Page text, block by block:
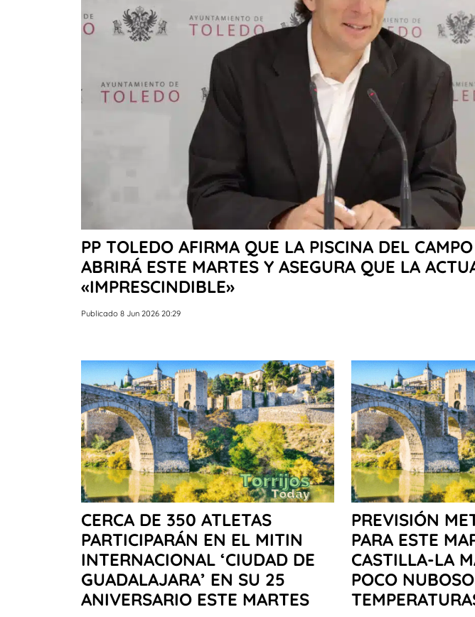
PP TOLEDO AFIRMA QUE LA PISCINA DEL
ABRIRÁ ESTE MARTES Y ASEGURA QUE LA
«IMPRESCINDIBLE»
Publicado 8 Jun 2026 20:29
CERCA DE 350 ATLETAS
PARTICIPARÁN EN EL MITIN
INTERNACIONAL ‘CIUDAD DE
GUADALAJARA’ EN SU 25
ANIVERSARIO ESTE MARTES
PREVISIÓN
PARA ESTE
CASTILLA-LA
POCO